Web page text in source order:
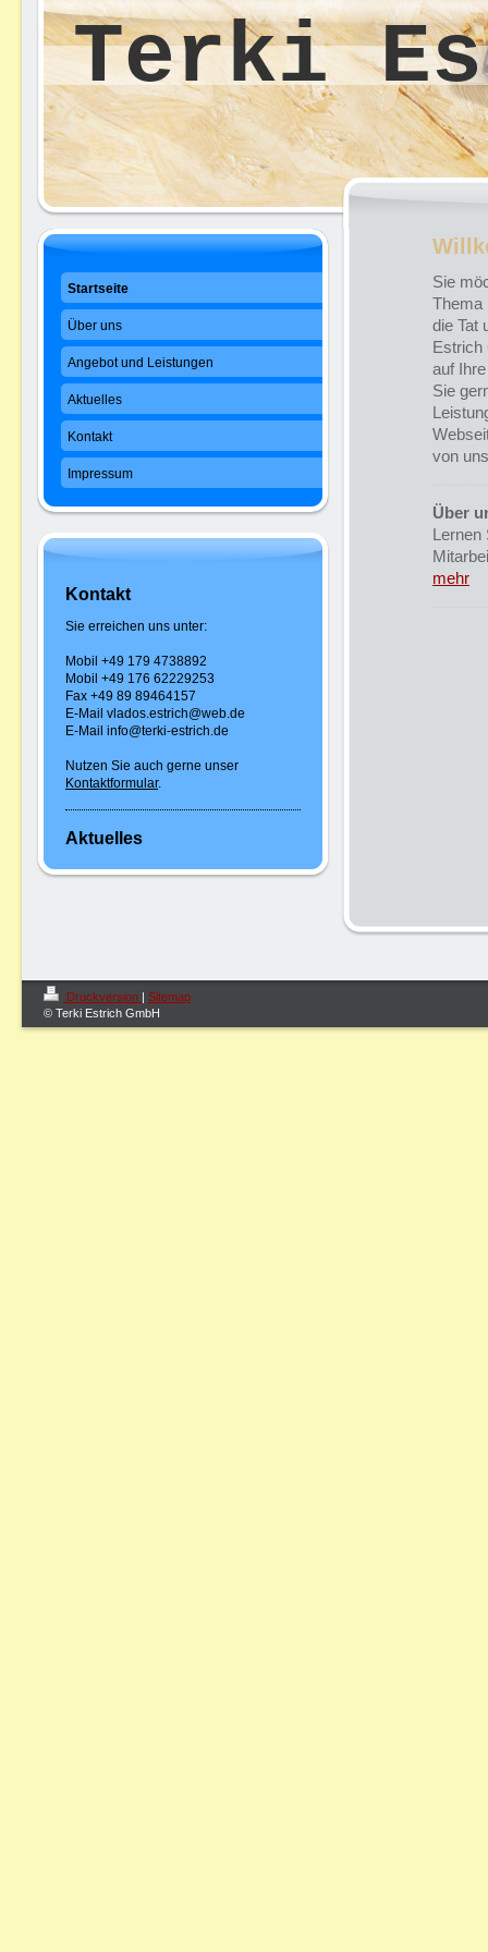
Terki
Sie
Thema
die Tat
Estrich
auf
Sie
von
Über
Lernen
mehr
Startseite
Über uns
Angebot und Leistungen
Aktuelles
Kontakt
Impressum
Kontakt
Sie erreichen uns unter:
Mobil +49 179 4738892
Mobil +49 176 62229253
Fax +49 89 89464157
E-Mail vlados.estrich@web.de
E-Mail info@terki-estrich.de
Nutzen Sie auch gerne unser
Kontaktformular.
Aktuelles
Druckversion | Sitemap
© Terki Estrich GmbH